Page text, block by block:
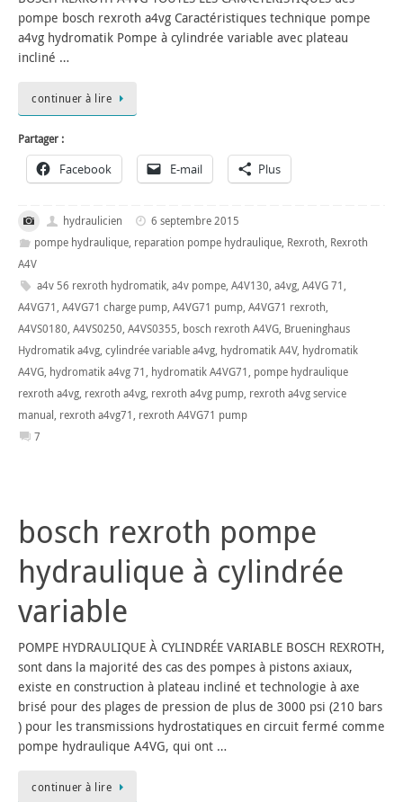
pompe bosch rexroth a4vg Caractéristiques technique pompe
a4vg hydromatik Pompe à cylindrée variable avec plateau
incliné …
continuer à lire
Partager :
Facebook E-mail Plus
hydraulicien
6 septembre 2015
pompe hydraulique, reparation pompe hydraulique, Rexroth, Rexroth
A4V
a4v 56 rexroth hydromatik, a4v pompe, A4V130, a4vg, A4VG 71,
A4VG71, A4VG71 charge pump, A4VG71 pump, A4VG71 rexroth,
A4VS0180, A4VS0250, A4VS0355, bosch rexroth A4VG, Brueninghaus
Hydromatik a4vg, cylindrée variable a4vg, hydromatik A4V, hydromatik
A4VG, hydromatik a4vg 71, hydromatik A4VG71, pompe hydraulique
rexroth a4vg, rexroth a4vg, rexroth a4vg pump, rexroth a4vg service
manual, rexroth a4vg71, rexroth A4VG71 pump
7
bosch rexroth pompe
hydraulique à cylindrée
variable
POMPE HYDRAULIQUE À CYLINDRÉE VARIABLE BOSCH REXROTH,
sont dans la majorité des cas des pompes à pistons axiaux,
existe en construction à plateau incliné et technologie à axe
brisé pour des plages de pression de plus de 3000 psi (210 bars
) pour les transmissions hydrostatiques en circuit fermé comme
pompe hydraulique A4VG, qui ont …
continuer à lire